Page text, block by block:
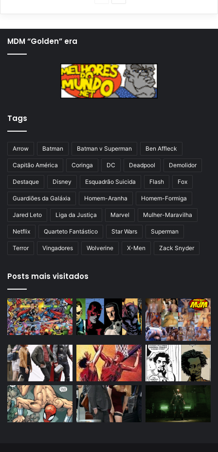
a
a
n
m
a
p
n
MDM “Golden” era
Tags
Arrow Batman Batman v Superman Ben Affleck
Capitão América Coringa DC Deadpool Demolidor
Destaque Disney Esquadrão Suicida Flash Fox
Guardiões da Galáxia Homem-Aranha Homem-Formiga
Jared Leto Liga da Justiça Marvel Mulher-Maravilha
Netflix Quarteto Fantástico Star Wars Superman
Terror Vingadores Wolverine X-Men Zack Snyder
Posts mais visitados